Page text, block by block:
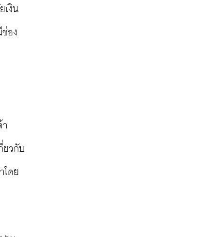
เงิน
อง
า
ยวกับ
โดย